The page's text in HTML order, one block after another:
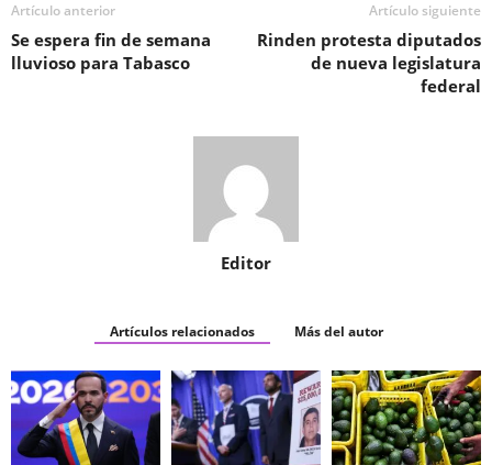
Artículo anterior
Se espera fin de semana
lluvioso para Tabasco
Artículo siguiente
Rinden protesta diputados
de nueva legislatura
federal
Editor
Artículos relacionados Más del autor